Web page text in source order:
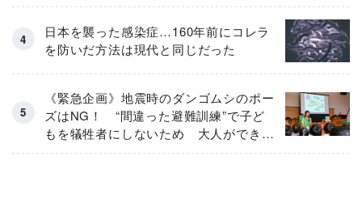
日本を襲った感染症…160年前にコレラ
を防いだ方法は現代と同じだった
《緊急企画》地震時のダンゴムシのポー
ズはNG！ “間違った避難訓練”で子ど
もを犠牲者にしないため 大人ができる
こととは？